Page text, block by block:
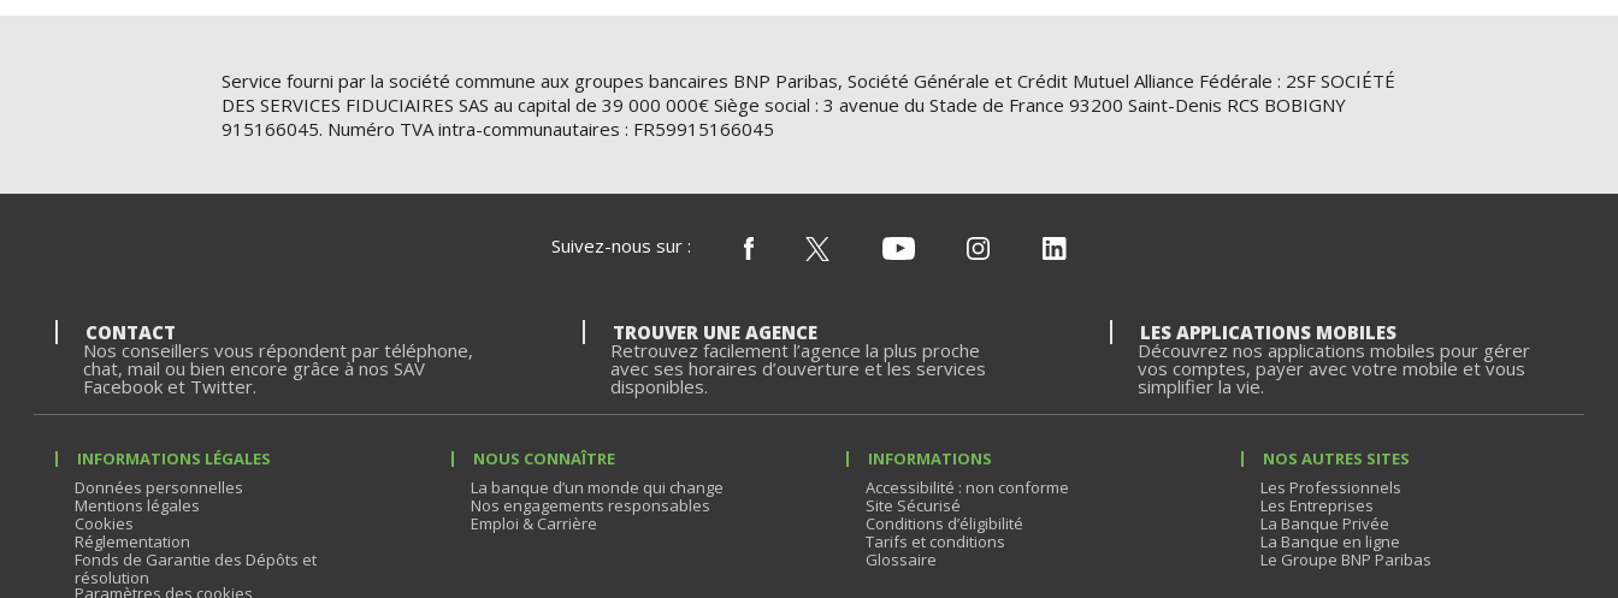
Service fourni par la société commune aux groupes bancaires BNP Paribas, Société Générale et Crédit Mutuel Alliance Fédérale : 2SF SOCIÉTÉ
DES SERVICES FIDUCIAIRES SAS au capital de 39 000 000€ Siège social : 3 avenue du Stade de France 93200 Saint-Denis RCS BOBIGNY
915166045. Numéro TVA intra-communautaires : FR59915166045
Suivez-nous sur :
CONTACT
Nos conseillers vous répondent par téléphone,
chat, mail ou bien encore grâce à nos SAV
Facebook et Twitter.
TROUVER UNE AGENCE
Retrouvez facilement l’agence la plus proche
avec ses horaires d’ouverture et les services
disponibles.
LES APPLICATIONS MOBILES
Découvrez nos applications mobiles pour gérer
vos comptes, payer avec votre mobile et vous
simplifier la vie.
INFORMATIONS LÉGALES
Données personnelles
Mentions légales
Cookies
Réglementation
Fonds de Garantie des Dépôts et
résolution
Paramètres des cookies
NOUS CONNAÎTRE
La banque d’un monde qui change
Nos engagements responsables
Emploi & Carrière
INFORMATIONS
Accessibilité : non conforme
Site Sécurisé
Conditions d’éligibilité
Tarifs et conditions
Glossaire
NOS AUTRES SITES
Les Professionnels
Les Entreprises
La Banque Privée
La Banque en ligne
Le Groupe BNP Paribas